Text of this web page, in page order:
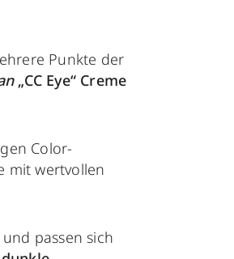
Punkte der
„CC Eye“ Creme
Color-
mit wertvollen
passen sich